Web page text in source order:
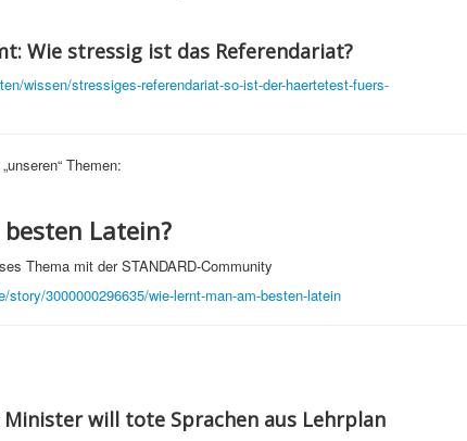
Wie stressig ist das Referendariat?
wissen/stressiges-referendariat-so-ist-der-haertetest-fuers-
Themen:
Latein?
Thema mit der STANDARD-Community
story/3000000296635/wie-lernt-man-am-besten-latein
will tote Sprachen aus Lehrplan